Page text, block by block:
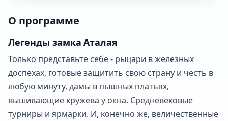
О программе
Легенды замка Аталая
Только представьте себе - рыцари в железных
доспехах, готовые защитить свою страну и честь в
любую минуту, дамы в пышных платьях,
вышивающие кружева у окна. Средневековые
турниры и ярмарки. И, конечно же, величественные